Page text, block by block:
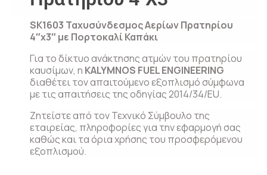
SK1603 Ταχυσύνδεσμος Αερίων Πρατηρίου
4″x3″ με Πορτοκαλί Καπάκι
Για το δίκτυο ανάκτησης ατμών του πρατηρίου
καυσίμων, η KALYMNOS FUEL ENGINEERING
διαθέτει τον απαιτούμενο εξοπλισμό σύμφωνα
με τις απαιτήσεις της οδηγίας 2014/34/EU.
Ζητείστε από τον Τεχνικό Σύμβουλο της
εταιρείας, πληροφορίες για την εφαρμογή σας
καθώς και τα όρια χρήσης του προσφερόμενου
εξοπλισμού.